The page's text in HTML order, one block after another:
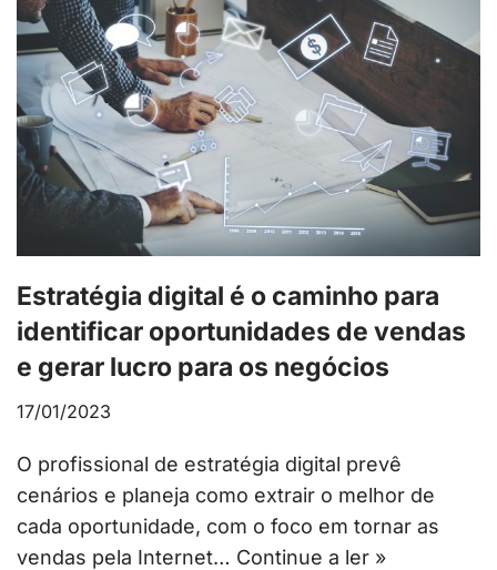
Estratégia digital é o caminho para
identificar oportunidades de vendas
e gerar lucro para os negócios
17/01/2023
O profissional de estratégia digital prevê
cenários e planeja como extrair o melhor de
cada oportunidade, com o foco em tornar as
vendas pela Internet… Continue a ler »